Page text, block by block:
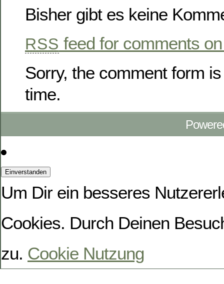
Bisher gibt es keine
RSS feed for comments
Sorry, the comment form
time.
Um Dir ein besseres
Cookies. Durch Deinen
zu. Cookie Nutzung